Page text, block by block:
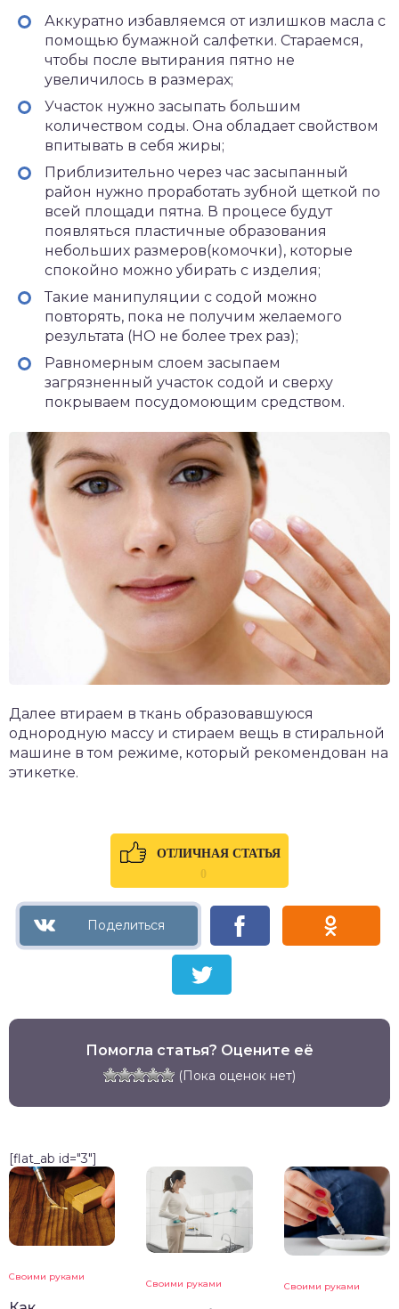
Аккуратно избавляемся от излишков масла с
помощью бумажной салфетки. Стараемся,
чтобы после вытирания пятно не
увеличилось в размерах;
Участок нужно засыпать большим
количеством соды. Она обладает свойством
впитывать в себя жиры;
Приблизительно через час засыпанный
район нужно проработать зубной щеткой по
всей площади пятна. В процесе будут
появляться пластичные образования
небольших размеров(комочки), которые
спокойно можно убирать с изделия;
Такие манипуляции с содой можно
повторять, пока не получим желаемого
результата (НО не более трех раз);
Равномерным слоем засыпаем
загрязненный участок содой и сверху
покрываем посудомоющим средством.
Далее втираем в ткань образовавшуюся
однородную массу и стираем вещь в стиральной
машине в том режиме, который рекомендован на
этикетке.
ОТЛИЧНАЯ СТАТЬЯ
0
Помогла статья? Оцените её
(Пока оценок нет)
[flat_ab id="3"]
Своими руками
Своими руками Своими руками